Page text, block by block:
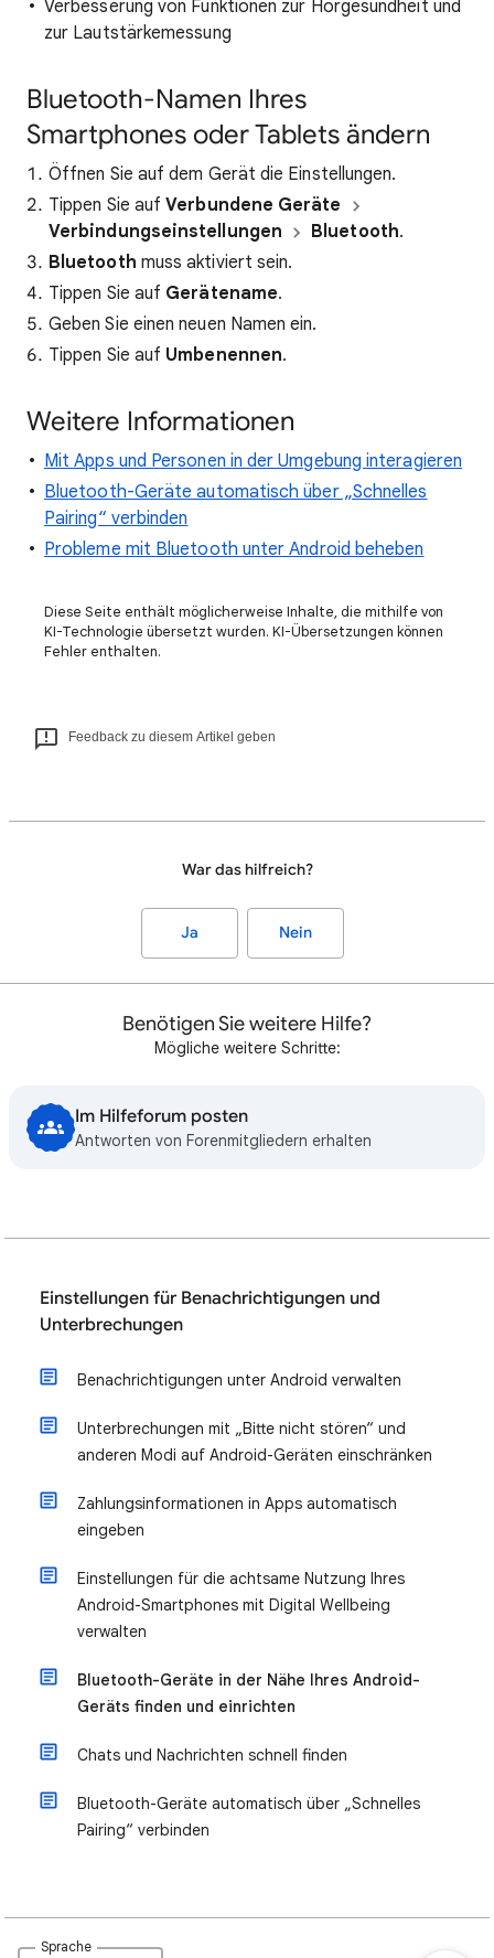
Verbesserung von Funktionen zur Hörgesundheit und
zur Lautstärkemessung
Bluetooth-Namen Ihres
Smartphones oder Tablets ändern
Öffnen Sie auf dem Gerät die Einstellungen.
Tippen Sie aufVerbundene Geräte
Verbindungseinstellungen
Bluetooth.
Bluetooth muss aktiviert sein.
Tippen Sie auf Gerätename.
Geben Sie einen neuen Namen ein.
Tippen Sie auf Umbenennen.
Weitere Informationen
Mit Apps und Personen in der Umgebung interagieren
Bluetooth-Geräte automatisch über „Schnelles
Pairing“ verbinden
Probleme mit Bluetooth unter Android beheben
Diese Seite enthält möglicherweise Inhalte, die mithilfe von
KI-Technologie übersetzt wurden. KI-Übersetzungen können
Fehler enthalten.
Feedback zu diesem Artikel geben
War das hilfreich?
Ja Nein
Benötigen Sie weitere Hilfe?
Mögliche weitere Schritte:
Im Hilfeforum posten
Antworten von Forenmitgliedern erhalten
Einstellungen für Benachrichtigungen und
Unterbrechungen
Benachrichtigungen unter Android verwalten
Unterbrechungen mit „Bitte nicht stören“ und
anderen Modi auf Android-Geräten einschränken
Zahlungsinformationen in Apps automatisch
eingeben
Einstellungen für die achtsame Nutzung Ihres
Android-Smartphones mit Digital Wellbeing
verwalten
Bluetooth-Geräte in der Nähe Ihres Android-
Geräts finden und einrichten
Chats und Nachrichten schnell finden
Bluetooth-Geräte automatisch über „Schnelles
Pairing“ verbinden
Sprache